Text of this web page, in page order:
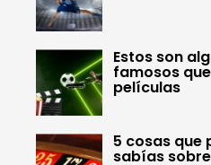
Estos son
famosos
películas
5 cosas que
sabías